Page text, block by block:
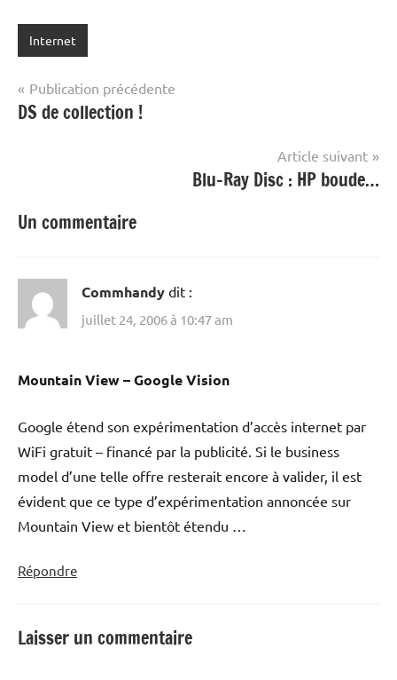
Internet
Navigation
de
Publication précédente
DS de collection !
Article suivant
Blu-Ray Disc : HP boude…
Un commentaire
Commhandy dit :
juillet 24, 2006 à 10:47 am
Mountain View – Google Vision
Google étend son expérimentation d’accès internet par
WiFi gratuit – financé par la publicité. Si le business
model d’une telle offre resterait encore à valider, il est
évident que ce type d’expérimentation annoncée sur
Mountain View et bientôt étendu …
Répondre
Laisser un commentaire